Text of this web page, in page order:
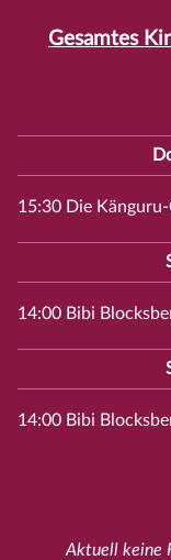
Gesamtes
15:30 Die
14:00 Bibi
14:00 Bibi
Aktuell keine